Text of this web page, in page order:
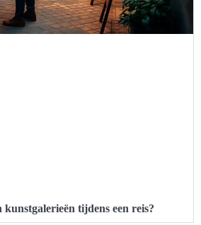
tijdens een reis?